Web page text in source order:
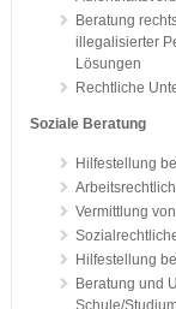
Beratung
illegalisierter
Lösungen
Rechtliche
Soziale Beratung
Hilfestellung
Vermittlung
Hilfestellung
Beratung und
Schule/